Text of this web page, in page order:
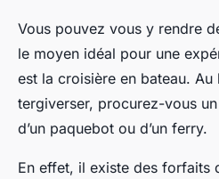
Vous pouvez vous y rendre
le moyen idéal pour une
est la croisière en bateau. Au
tergiverser, procurez-vous
d’un paquebot ou d’un ferry.
En effet, il existe des forfaits